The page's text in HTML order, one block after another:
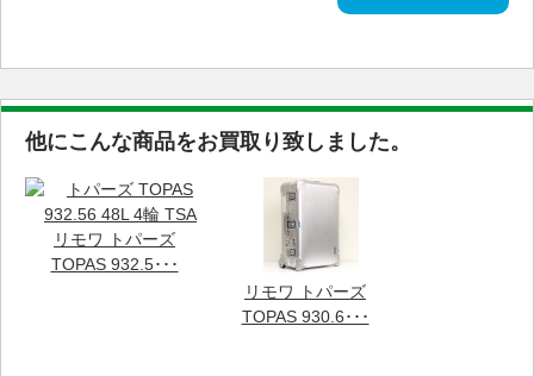
他にこんな商品をお買取り致しました。
リモワ トパーズ
TOPAS 932.5･･･
リモワ トパーズ
TOPAS 930.6･･･